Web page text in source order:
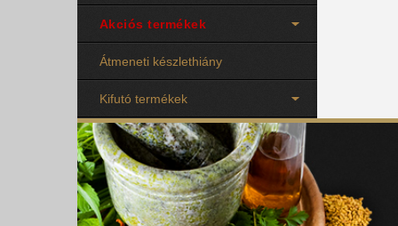
Akciós termékek
Átmeneti készlethiány
Kifutó termékek